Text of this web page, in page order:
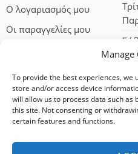
Manage
To provide the best experiences, we
store and/or access device
will allow us to process data such
this site. Not consenting or
certain features and functions.
Ο λογαριασμός μου
Οι παραγγελίες μου